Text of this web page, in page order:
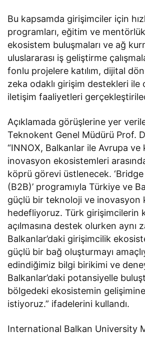
Bu kapsamda girişimciler için
programları, eğitim ve
ekosistem buluşmaları ve ağ
uluslararası iş geliştirme
fonlu projelere katılım, dijital
zeka odaklı girişim destekleri ile
iletişim faaliyetleri
Açıklamada görüşlerine yer
Teknokent Genel Müdürü Prof.
“INNOX, Balkanlar ile Avrupa ve
inovasyon ekosistemleri
köprü görevi üstlenecek.
(B2B)’ programıyla Türkiye ve
güçlü bir teknoloji ve inovasyon
hedefliyoruz. Türk girişimcilerin
açılmasına destek olurken aynı
Balkanlar’daki girişimcilik
güçlü bir bağ oluşturmayı
edindiğimiz bilgi birikimi ve
Balkanlar’daki potansiyelle
bölgedeki ekosistemin
istiyoruz.” ifadelerini kullandı.
International Balkan University